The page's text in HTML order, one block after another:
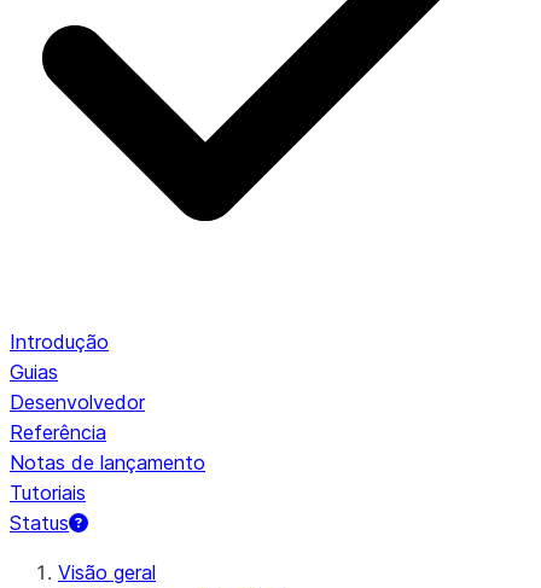
Introdução
Guias
Desenvolvedor
Referência
Notas de lançamento
Tutoriais
Status
Visão geral